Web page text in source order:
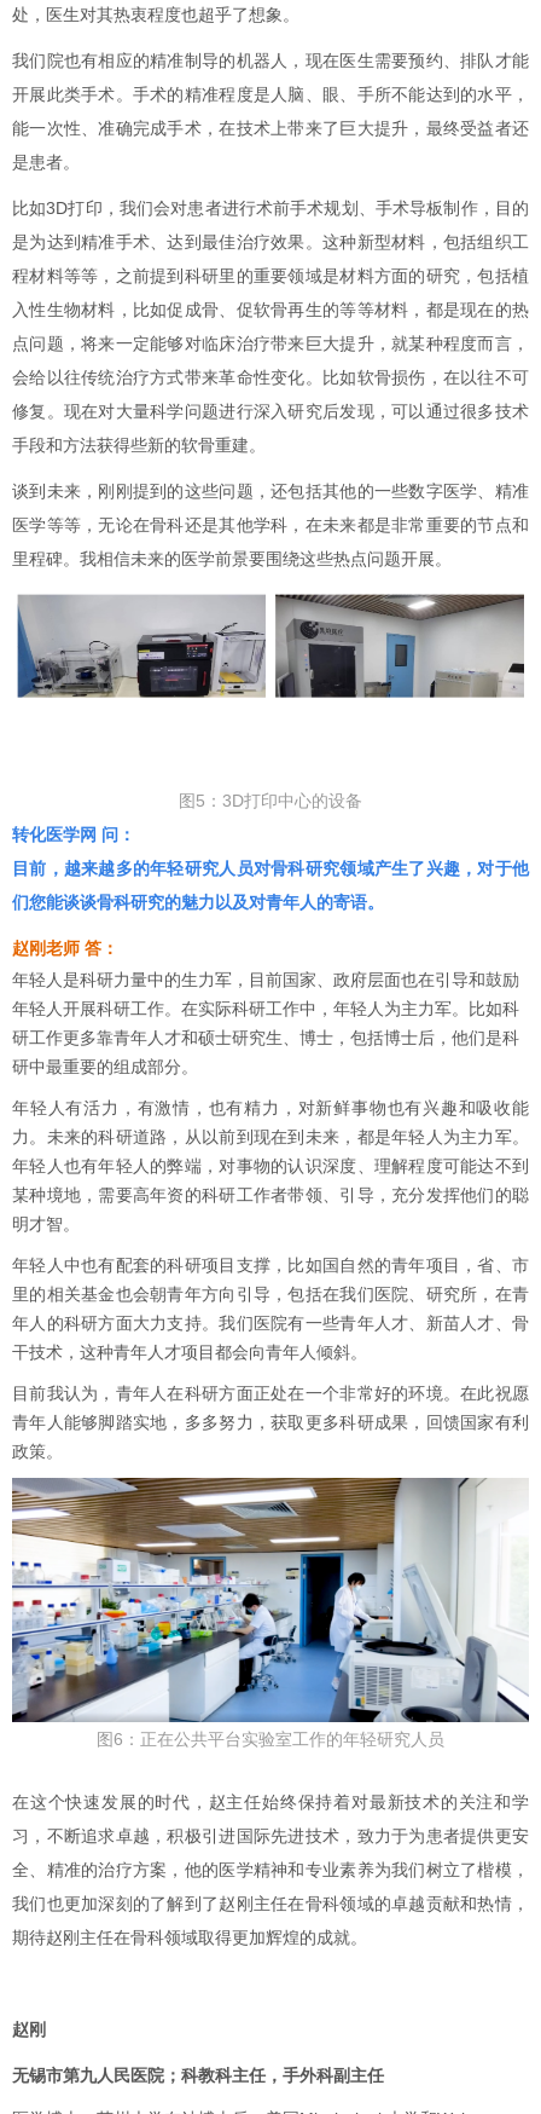
处，医生对其热衷程度也超乎了想象。
我们院也有相应的精准制导的机器人，现在医生需要预约、排队才能
开展此类手术。手术的精准程度是人脑、眼、手所不能达到的水平，
能一次性、准确完成手术，在技术上带来了巨大提升，最终受益者还
是患者。
比如3D打印，我们会对患者进行术前手术规划、手术导板制作，目的
是为达到精准手术、达到最佳治疗效果。这种新型材料，包括组织工
程材料等等，之前提到科研里的重要领域是材料方面的研究，包括植
入性生物材料，比如促成骨、促软骨再生的等等材料，都是现在的热
点问题，将来一定能够对临床治疗带来巨大提升，就某种程度而言，
会给以往传统治疗方式带来革命性变化。比如软骨损伤，在以往不可
修复。现在对大量科学问题进行深入研究后发现，可以通过很多技术
手段和方法获得些新的软骨重建。
谈到未来，刚刚提到的这些问题，还包括其他的一些数字医学、精准
医学等等，无论在骨科还是其他学科，在未来都是非常重要的节点和
里程碑。我相信未来的医学前景要围绕这些热点问题开展。
图5：3D打印中心的设备
转化医学网 问：
目前，越来越多的年轻研究人员对骨科研究领域产生了兴趣，对于他
们您能谈谈骨科研究的魅力以及对青年人的寄语。
赵刚老师 答：
年轻人是科研力量中的生力军，目前国家、政府层面也在引导和鼓励
年轻人开展科研工作。在实际科研工作中，年轻人为主力军。比如科
研工作更多靠青年人才和硕士研究生、博士，包括博士后，他们是科
研中最重要的组成部分。
年轻人有活力，有激情，也有精力，对新鲜事物也有兴趣和吸收能
力。未来的科研道路，从以前到现在到未来，都是年轻人为主力军。
年轻人也有年轻人的弊端，对事物的认识深度、理解程度可能达不到
某种境地，需要高年资的科研工作者带领、引导，充分发挥他们的聪
明才智。
年轻人中也有配套的科研项目支撑，比如国自然的青年项目，省、市
里的相关基金也会朝青年方向引导，包括在我们医院、研究所，在青
年人的科研方面大力支持。我们医院有一些青年人才、新苗人才、骨
干技术，这种青年人才项目都会向青年人倾斜。
目前我认为，青年人在科研方面正处在一个非常好的环境。在此祝愿
青年人能够脚踏实地，多多努力，获取更多科研成果，回馈国家有利
政策。
图6：正在公共平台实验室工作的年轻研究人员
在这个快速发展的时代，赵主任始终保持着对最新技术的关注和学
习，不断追求卓越，积极引进国际先进技术，致力于为患者提供更安
全、精准的治疗方案，他的医学精神和专业素养为我们树立了楷模，
我们也更加深刻的了解到了赵刚主任在骨科领域的卓越贡献和热情，
期待赵刚主任在骨科领域取得更加辉煌的成就。
赵刚
无锡市第九人民医院； 科教科主任，手外科副主任